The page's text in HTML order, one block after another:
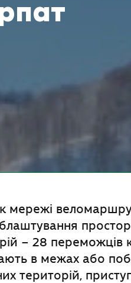
мережі
– 28 переможців
в межах або
територій,